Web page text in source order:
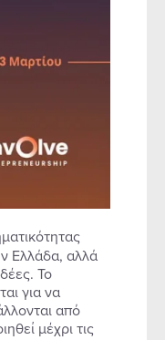
Ελλάδα, αλλά
Το
για να
από
μέχρι τις